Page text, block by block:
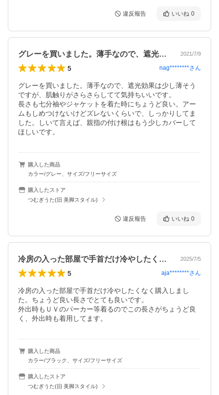
違反報告 いいね 0
グレーを買いました。薄手なので、遮光効… 2021/7/9
5 nag********さん
グレーを買いました。薄手なので、遮光効果は少し薄そう
ですが、肌触りがさらさらしてて気持ちいいです。
長さも七分袖やジャケットを着た時にちょうど良い。アー
ムもしめつけないけどズレないくらいで、しっかりしてま
した。しいて言えば、親指の付け根はもう少しカバーして
ほしいです。
購入した商品
カラー/グレー、サイズ/フリーサイズ
購入したストア
つむぎうた(旧 美脚スタイル)
違反報告 いいね 0
冷房の入った部屋で手首だけ冷やしたくな… 2025/7/5
5 aja********さん
冷房の入った部屋で手首だけ冷やしたくなく購入しまし
た。ちょうど良い長さでとても良いです。
外出時もＵＶのパーカー等着るのでこの長さがちょうど良
く、外出時も着用してます。
購入した商品
カラー/ブラック、サイズ/フリーサイズ
購入したストア
つむぎうた(旧 美脚スタイル)